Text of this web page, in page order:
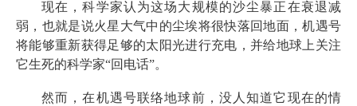
现在，科学家认为这场大规模的沙尘暴正在衰退减
弱，也就是说火星大气中的尘埃将很快落回地面，机遇号
将能够重新获得足够的太阳光进行充电，并给地球上关注
它生死的科学家“回电话”。
然而，在机遇号联络地球前，没人知道它现在的情